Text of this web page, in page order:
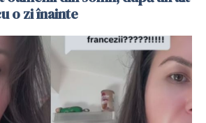
o zi înainte